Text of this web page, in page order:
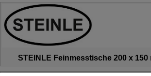
STEINLE Feinmesstische 200 x 150